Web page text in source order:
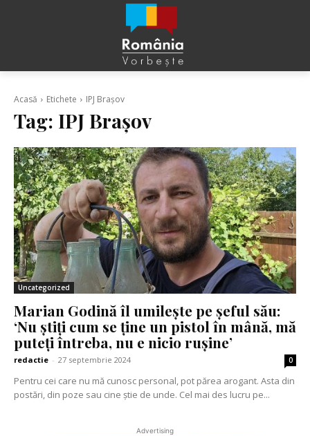
Acasă Etichete IPJ Brașov
Tag: IPJ Brașov
Uncategorized
Marian Godină îl umilește pe șeful său:
‘Nu știți cum se ține un pistol în mână, mă
puteți întreba, nu e nicio rușine’
redactie - 27 septembrie 2024 0
Pentru cei care nu mă cunosc personal, pot părea arogant. Asta din
postări, din poze sau cine știe de unde. Cel mai des lucru pe...
Advertising